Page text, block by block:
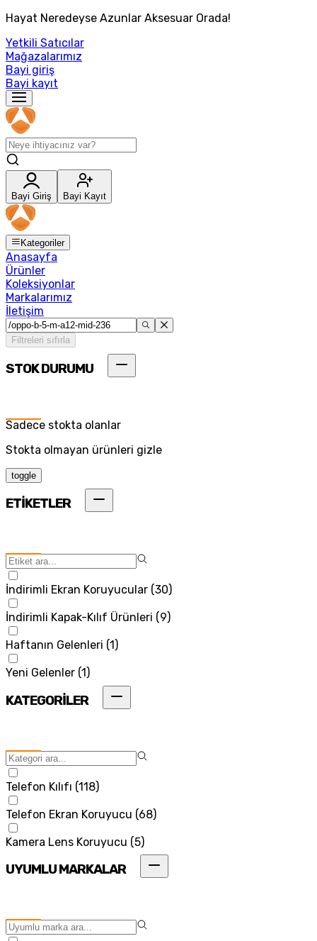
Hayat Neredeyse Azunlar Aksesuar Orada!
Yetkili Satıcılar
Mağazalarımız
Bayi giriş
Bayi kayıt
Bayi Giriş Bayi Kayıt
Kategoriler
Anasayfa
Ürünler
Koleksiyonlar
Markalarımız
İletişim
Filtreleri sıfırla
STOK DURUMU
Sadece stokta olanlar
Stokta olmayan ürünleri gizle
toggle
ETİKETLER
İndirimli Ekran Koruyucular (30)
İndirimli Kapak-Kılıf Ürünleri (9)
Haftanın Gelenleri (1 )
Yeni Gelenler (1 )
KATEGORİLER
Telefon Kılıfı (118)
Telefon Ekran Koruyucu (68)
Kamera Lens Koruyucu (5)
UYUMLU MARKALAR